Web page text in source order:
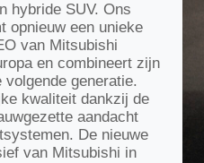
hybride SUV. Ons
opnieuw een unieke
van Mitsubishi
en combineert zijn
generatie.
kwaliteit dankzij de
aandacht
De nieuwe
van Mitsubishi in